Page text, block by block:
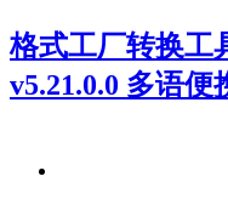
格式工厂转换工
v5.21.0.0 多语便